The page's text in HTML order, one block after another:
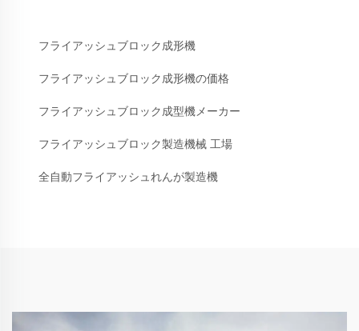
フライアッシュブロック成形機
フライアッシュブロック成形機の価格
フライアッシュブロック成型機メーカー
フライアッシュブロック製造機械 工場
全自動フライアッシュれんが製造機